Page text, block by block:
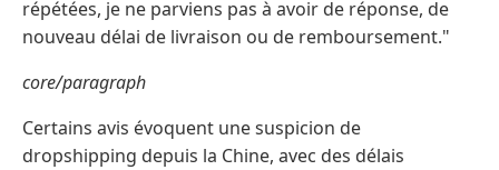
répétées, je ne parviens pas à avoir de réponse, de
nouveau délai de livraison ou de remboursement."
core/paragraph
Certains avis évoquent une suspicion de
dropshipping depuis la Chine, avec des délais